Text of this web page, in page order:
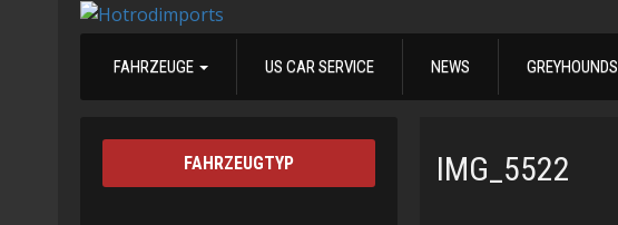
FAHRZEUGE US CAR SERVICE NEWS GREYHOUNDS
IMG_5522
FAHRZEUGTYP